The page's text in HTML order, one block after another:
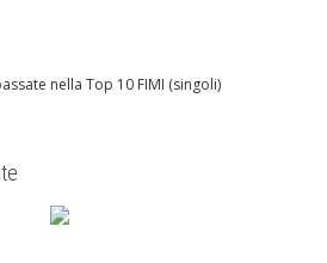
nella Top 10 FIMI (singoli)